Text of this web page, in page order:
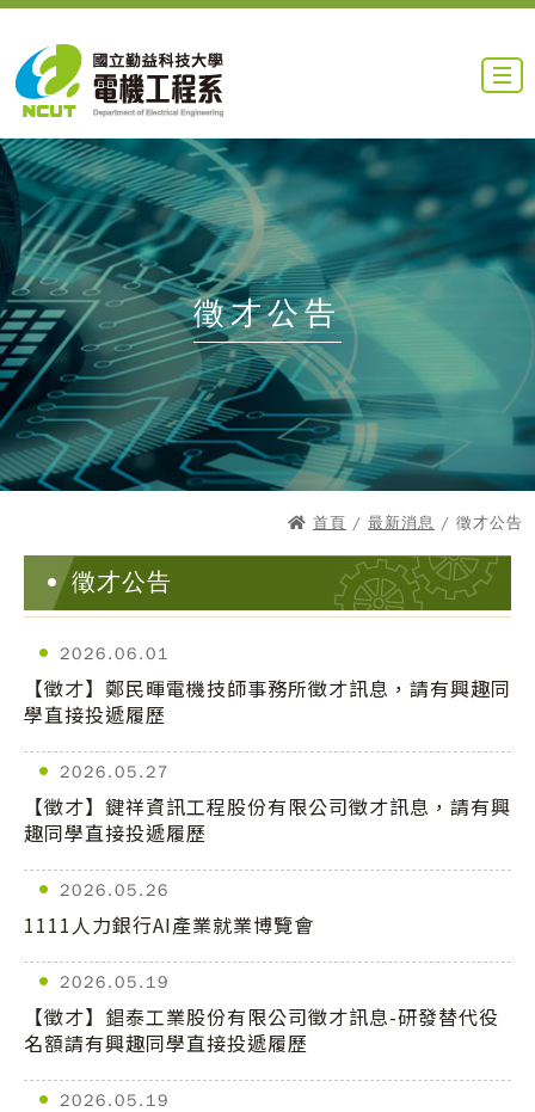
徵才公告
首頁 / 最新消息 / 徵才公告
徵才公告
2026.06.01
【徵才】鄭民暉電機技師事務所徵才訊息，請有興趣同
學直接投遞履歷
2026.05.27
【徵才】鍵祥資訊工程股份有限公司徵才訊息，請有興
趣同學直接投遞履歷
2026.05.26
1111人力銀行AI產業就業博覽會
2026.05.19
【徵才】錩泰工業股份有限公司徵才訊息-研發替代役
名額請有興趣同學直接投遞履歷
2026.05.19